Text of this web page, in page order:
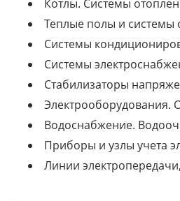
Котлы. Системы
Теплые полы и системы
Системы
Системы
Стабилизаторы
Электрооборудования.
Водоснабжение.
Приборы и узлы учета
Линии